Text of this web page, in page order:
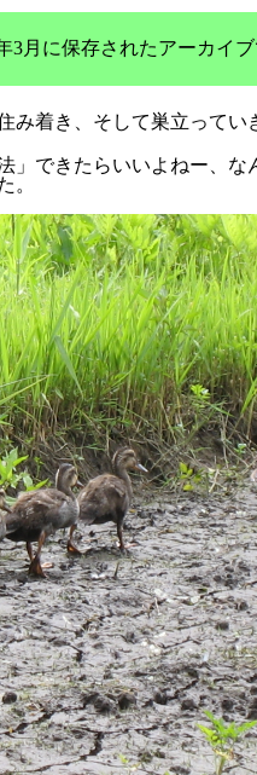
3月に保存されたアーカイ
み着き、そして巣立ってい
」できたらいいよねー、
。